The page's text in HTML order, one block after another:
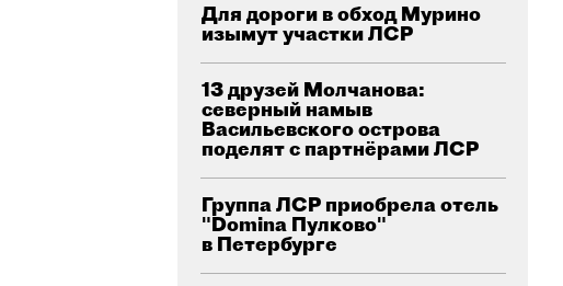
Для дороги в обход Мурино
изымут участки ЛСР
13 друзей Молчанова:
северный намыв
Васильевского острова
поделят с партнёрами ЛСР
Группа ЛСР приобрела отель
"Domina Пулково"
в Петербурге